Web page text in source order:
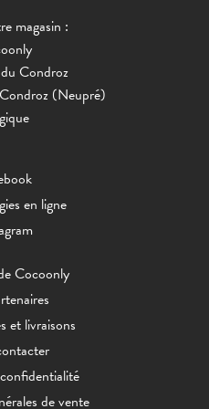
magasin :
Condroz
(Neupré)
en ligne
Cocoonly
et livraisons
de vente